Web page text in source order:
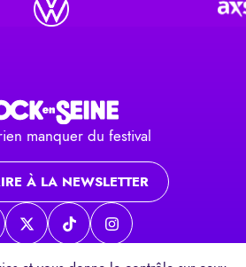
manquer du festival
À LA NEWSLETTER
Facebook
Page twitterPage TikTokPage Instagram